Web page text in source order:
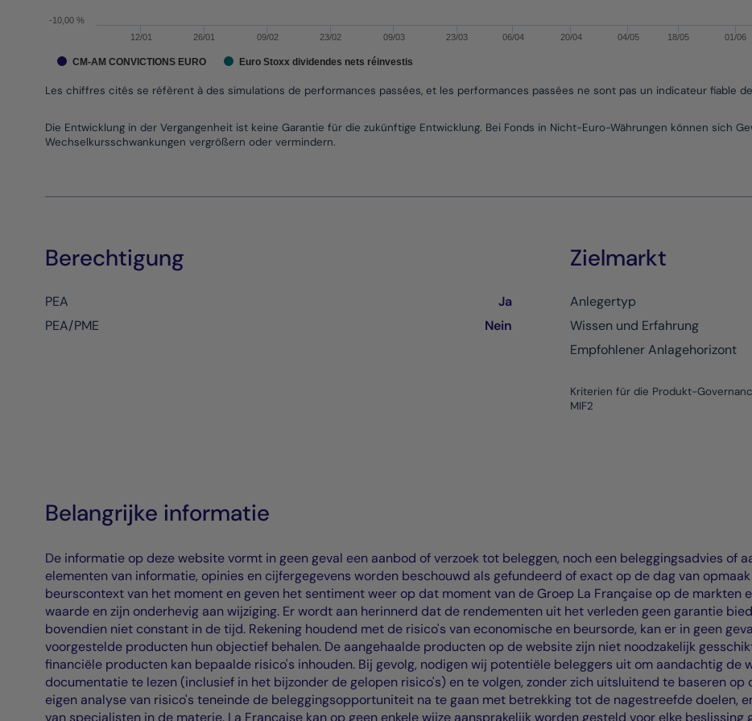
Les chiffres cités se réfèrent à des simulations de performances passées, et les performances passées ne sont pas un indicateur fiable
12/01 26/01 09/02 23/02 09/03 23/03 06/04 20/04 04/05 18/05 01/06
-10,00 %
CM-AM CONVICTIONS EURO Euro Stoxx dividendes nets réinvestis
Die Entwicklung in der Vergangenheit ist keine Garantie für die zukünftige Entwicklung. Bei Fonds in Nicht-Euro-Währungen können sich
Wechselkursschwankungen vergrößern oder vermindern.
Berechtigung
PEA
Ja
PEA/PME
Nein
Zielmarkt
Anlegertyp
Wissen und Erfahrung
Empfohlener Anlagehorizont
Kriterien für die Produkt-
MIF2
Belangrijke informatie
De informatie op deze website vormt in geen geval een aanbod of verzoek tot beleggen, noch een beleggingsadvies of
elementen van informatie, opinies en cijfergegevens worden beschouwd als gefundeerd of exact op de dag van
beurscontext van het moment en geven het sentiment weer op dat moment van de Groep La Française op de markten
waarde en zijn onderhevig aan wijziging. Er wordt aan herinnerd dat de rendementen uit het verleden geen garantie
bovendien niet constant in de tijd. Rekening houdend met de risico's van economische en beursorde, kan er in geen
voorgestelde producten hun objectief behalen. De aangehaalde producten op de website zijn niet noodzakelijk
financiële producten kan bepaalde risico's inhouden. Bij gevolg, nodigen wij potentiële beleggers uit om aandachtig
documentatie te lezen (inclusief in het bijzonder de gelopen risico's) en te volgen, zonder zich uitsluitend te baseren
eigen analyse van risico's teneinde de beleggingsopportuniteit na te gaan met betrekking tot de nagestreefde doelen,